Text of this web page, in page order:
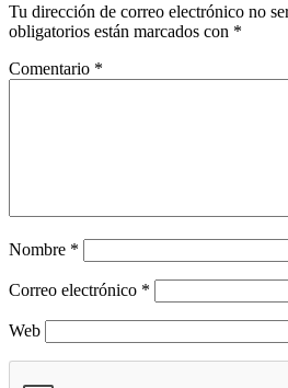
Tu dirección de correo electrónico no
obligatorios están marcados con *
Comentario *
Nombre *
Correo electrónico *
Web